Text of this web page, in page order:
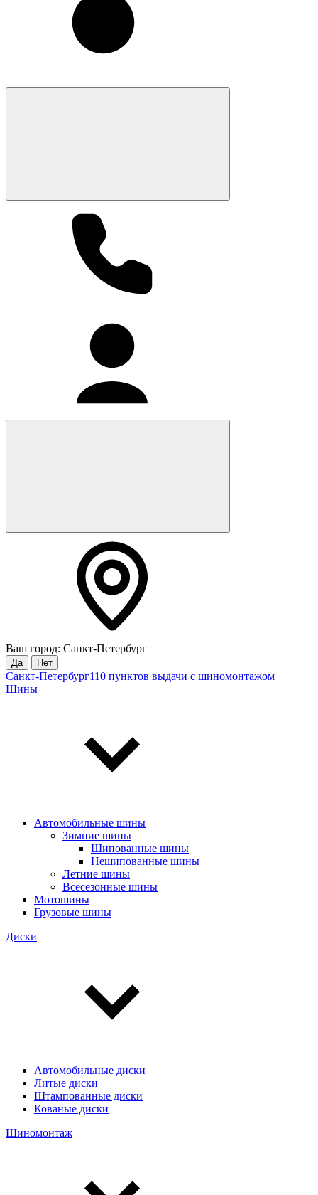
Ваш город: Санкт-Петербург
Да Нет
Санкт-Петербург110 пунктов выдачи с шиномонтажом
Шины
Автомобильные шины
Зимние шины
Шипованные шины
Нешипованные шины
Летние шины
Всесезонные шины
Мотошины
Грузовые шины
Диски
Автомобильные диски
Литые диски
Штампованные диски
Кованые диски
Шиномонтаж